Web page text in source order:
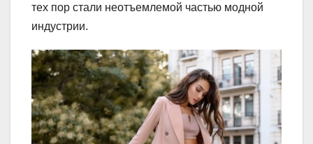
тех пор стали неотъемлемой частью модной
индустрии.